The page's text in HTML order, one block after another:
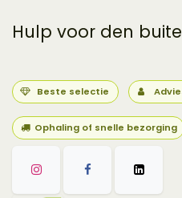
Hulp voor den
Beste selectie
Ophaling of snelle bezorging